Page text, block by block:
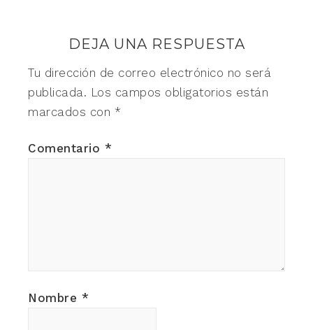
DEJA UNA RESPUESTA
Tu dirección de correo electrónico no será
publicada. Los campos obligatorios están
marcados con *
Comentario *
Nombre *